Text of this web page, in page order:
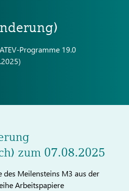
Programme 19.0
zum 07.08.2025
des Meilensteins M3 aus der
Arbeitspapiere